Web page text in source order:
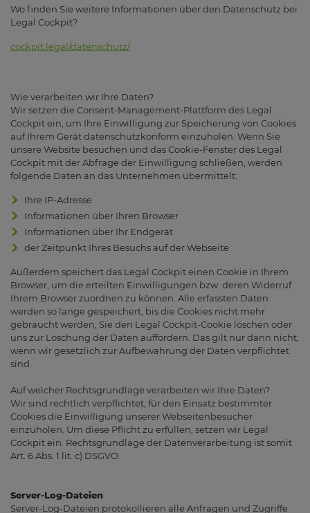
Wo finden Sie weitere Informationen über den Datenschutz bei
Legal Cockpit?
cockpit.legal/datenschutz/
Wie verarbeiten wir Ihre Daten?
Wir setzen die Consent-Management-Plattform des Legal
Cockpit ein, um Ihre Einwilligung zur Speicherung von Cookies
auf Ihrem Gerät datenschutzkonform einzuholen. Wenn Sie
unsere Website besuchen und das Cookie-Fenster des Legal
Cockpit mit der Abfrage der Einwilligung schließen, werden
folgende Daten an das Unternehmen übermittelt:
Ihre IP-Adresse
Informationen über Ihren Browser
Informationen über Ihr Endgerät
der Zeitpunkt Ihres Besuchs auf der Webseite
Außerdem speichert das Legal Cockpit einen Cookie in Ihrem
Browser, um die erteilten Einwilligungen bzw. deren Widerruf
Ihrem Browser zuordnen zu können. Alle erfassten Daten
werden so lange gespeichert, bis die Cookies nicht mehr
gebraucht werden, Sie den Legal Cockpit-Cookie löschen oder
uns zur Löschung der Daten auffordern. Das gilt nur dann nicht,
wenn wir gesetzlich zur Aufbewahrung der Daten verpflichtet
sind.
Auf welcher Rechtsgrundlage verarbeiten wir Ihre Daten?
Wir sind rechtlich verpflichtet, für den Einsatz bestimmter
Cookies die Einwilligung unserer Webseitenbesucher
einzuholen. Um diese Pflicht zu erfüllen, setzen wir Legal
Cockpit ein. Rechtsgrundlage der Datenverarbeitung ist somit
Art. 6 Abs. 1 lit. c) DSGVO.
Server-Log-Dateien
Server-Log-Dateien protokollieren alle Anfragen und Zugriffe